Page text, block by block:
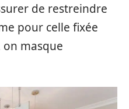
de restreindre
pour celle fixée
on masque